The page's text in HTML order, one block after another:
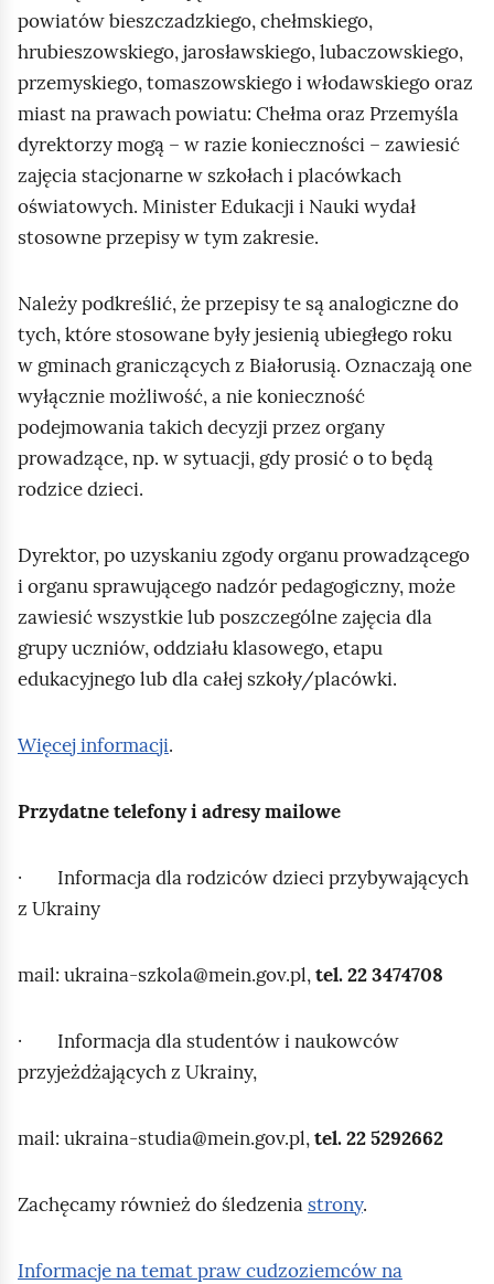
powiatów bieszczadzkiego, chełmskiego,
hrubieszowskiego, jarosławskiego, lubaczowskiego,
przemyskiego, tomaszowskiego i włodawskiego oraz
miast na prawach powiatu: Chełma oraz Przemyśla
dyrektorzy mogą – w razie konieczności – zawiesić
zajęcia stacjonarne w szkołach i placówkach
oświatowych. Minister Edukacji i Nauki wydał
stosowne przepisy w tym zakresie.
Należy podkreślić, że przepisy te są analogiczne do
tych, które stosowane były jesienią ubiegłego roku
w gminach graniczących z Białorusią. Oznaczają one
wyłącznie możliwość, a nie konieczność
podejmowania takich decyzji przez organy
prowadzące, np. w sytuacji, gdy prosić o to będą
rodzice dzieci.
Dyrektor, po uzyskaniu zgody organu prowadzącego
i organu sprawującego nadzór pedagogiczny, może
zawiesić wszystkie lub poszczególne zajęcia dla
grupy uczniów, oddziału klasowego, etapu
edukacyjnego lub dla całej szkoły/placówki.
Więcej informacji.
Przydatne telefony i adresy mailowe
· Informacja dla rodziców dzieci przybywających
z Ukrainy
mail: ukraina‑szkola@mein.gov.pl,tel. 22 3474708
· Informacja dla studentów i naukowców
przyjeżdżających z Ukrainy,
mail: ukraina‑studia@mein.gov.pl,tel. 22 5292662
Zachęcamy również do śledzenia strony.
Informacje na temat praw cudzoziemców na